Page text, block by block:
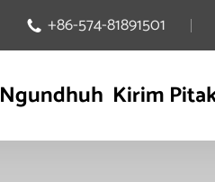
 +86-574-81891501
Ngundhuh Kirim